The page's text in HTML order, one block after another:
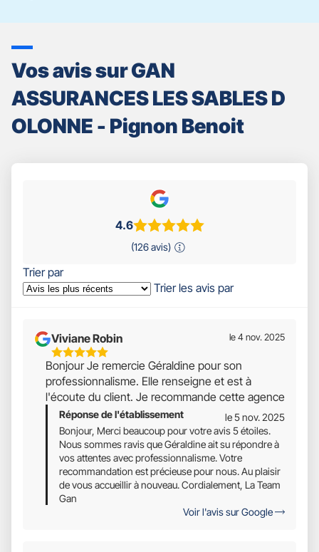
Vos avis sur GAN
ASSURANCES LES SABLES D
OLONNE - Pignon Benoit
4.6
(126 avis)
Trier par
Trier les avis par
Viviane Robin
5
Étoiles
Sur
5
le 4 nov. 2025
Bonjour Je remercie Géraldine pour son
professionnalisme. Elle renseigne et est à
l'écoute du client. Je recommande cette agence
Réponse de l'établissement
le 5 nov. 2025
Bonjour, Merci beaucoup pour votre avis 5 étoiles.
Nous sommes ravis que Géraldine ait su répondre à
vos attentes avec professionnalisme. Votre
recommandation est précieuse pour nous. Au plaisir
de vous accueillir à nouveau. Cordialement, La Team
Gan
Voir l'avis sur Google